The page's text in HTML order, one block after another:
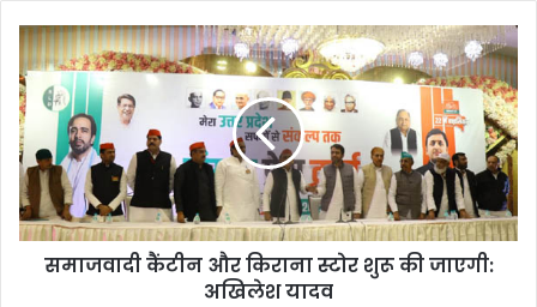
समाजवादी कैंटीन और किराना स्टोर शुरू की जाएगी:
अखिलेश यादव